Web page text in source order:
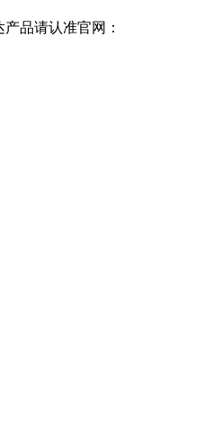
品请认准官网：